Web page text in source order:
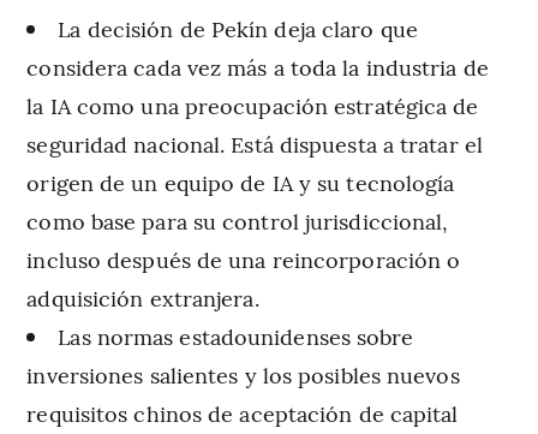
La decisión de Pekín deja claro que
considera cada vez más a toda la industria de
la IA como una preocupación estratégica de
seguridad nacional. Está dispuesta a tratar el
origen de un equipo de IA y su tecnología
como base para su control jurisdiccional,
incluso después de una reincorporación o
adquisición extranjera.
Las normas estadounidenses sobre
inversiones salientes y los posibles nuevos
requisitos chinos de aceptación de capital